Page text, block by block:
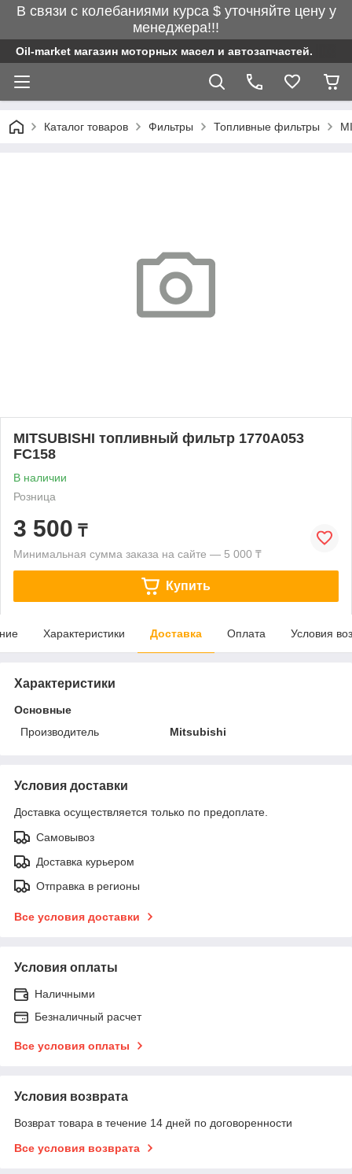
В связи с колебаниями курса $ уточняйте цену у
менеджера!!!
Oil-market магазин моторных масел и автозапчастей.
Каталог товаров Фильтры Топливные фильтры
MITSUBISHI топливный фильтр 1770A053
FC158
В наличии
Розница
3 500 ₸
Минимальная сумма заказа на сайте — 5 000 ₸
Купить
Характеристики Доставка Оплата Условия
Характеристики
Основные
Производитель
Mitsubishi
Условия доставки
Доставка осуществляется только по предоплате.
Самовывоз
Доставка курьером
Отправка в регионы
Все условия доставки
Условия оплаты
Наличными
Безналичный расчет
Все условия оплаты
Условия возврата
Возврат товара в течение 14 дней по договоренности
Все условия возврата